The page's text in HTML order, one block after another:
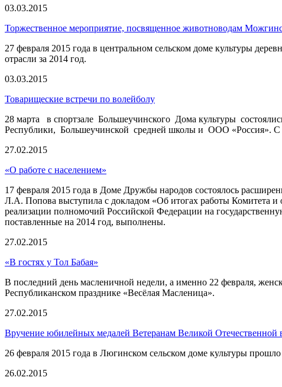
03.03.2015
Торжественное мероприятие, посвященное животноводам
27 февраля 2015 года в центральном сельском доме культуры
отрасли за 2014 год.
03.03.2015
Товарищеские встречи по волейболу
28 марта в спортзале Большеучинского Дома культуры
Республики, Большеучинской средней школы и ООО «Россия». С
27.02.2015
«О работе с населением»
17 февраля 2015 года в Доме Дружбы народов состоялось
Л.А. Попова выступила с докладом «Об итогах работы Комитета и
реализации полномочий Российской Федерации на
поставленные на 2014 год, выполнены.
27.02.2015
«В гостях у Тол Бабая»
В последний день масленичной недели, а именно 22 февраля,
Республиканском празднике «Весёлая Масленица».
27.02.2015
Вручение юбилейных медалей Ветеранам Великой Отечественной
26 февраля 2015 года в Люгинском сельском доме культуры
26.02.2015